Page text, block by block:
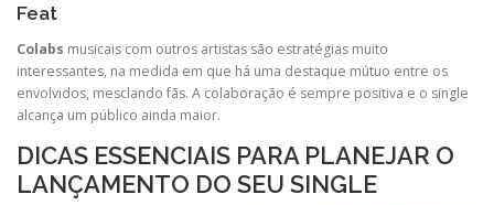
Feat
Colabs musicais com outros artistas são estratégias muito
interessantes, na medida em que há uma destaque mútuo entre os
envolvidos, mesclando fãs. A colaboração é sempre positiva e o single
alcança um público ainda maior.
DICAS ESSENCIAIS PARA PLANEJAR O
LANÇAMENTO DO SEU SINGLE